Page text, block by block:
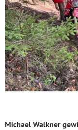
Michael Walkner